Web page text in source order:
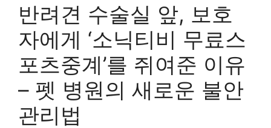
반려견 수술실 앞, 보호
자에게 ‘소닉티비 무료스
포츠중계’를 쥐여준 이유
– 펫 병원의 새로운 불안
관리법